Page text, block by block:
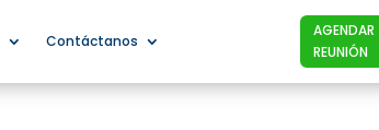
Contáctanos
AGENDAR
REUNIÓN